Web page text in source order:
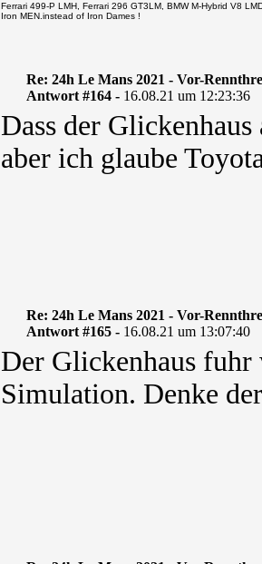
Ferrari 499-P LMH, Ferrari 296 GT3LM, BMW M-Hybrid V8
Iron MEN.instead of Iron Dames !
Re: 24h Le Mans 2021 - Vor-
Antwort #164 - 16.08.21 um 12:23:36
Dass der
aber ich glaube
Re: 24h Le Mans 2021 - Vor-
Antwort #165 - 16.08.21 um 13:07:40
Der Glickenhaus
Simulation. Denke